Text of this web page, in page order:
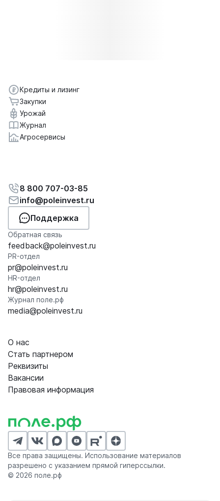
Кредиты и лизинг
Закупки
Урожай
Журнал
Агросервисы
8 800 707-03-85
info@poleinvest.ru
Поддержка
Обратная связь
feedback@poleinvest.ru
PR-отдел
pr@poleinvest.ru
HR-отдел
hr@poleinvest.ru
Журнал поле.рф
media@poleinvest.ru
О нас
Стать партнером
Реквизиты
Вакансии
Правовая информация
Все права защищены. Использование материалов
разрешено с указанием прямой гиперссылки.
© 2026 поле.рф